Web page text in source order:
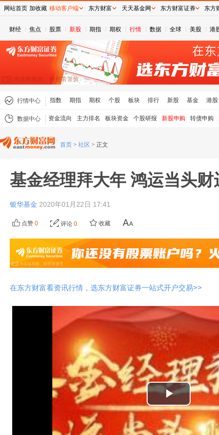
财经 焦点 股票 新股 期指 期权 行情 数据 全球 美股 港
行情中心 指数 期指 期权 个股 板块 排行 新股 基金 港股
数据中心 资金流向 主力排名 板块资金 个股研报 新股申购 转债申购
首页 > 社区 > 正文
基金经理拜大年 鸿运当头财
银华基金 2020年01月22日 17:41
点赞 0 评论 0 收藏
在东方财富看资讯行情，选东方财富证券一站式开户交易>>
播
放
网站首页 加收藏 移动客户端 东方财富 天天基金网 东方财富证券 东方